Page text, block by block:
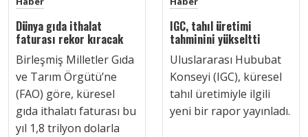
Dünya gıda ithalat
faturası rekor kıracak
Birleşmiş Milletler Gıda
ve Tarım Örgütü’ne
(FAO) göre, küresel
gıda ithalatı faturası bu
yıl 1,8 trilyon dolarla
IGC, tahıl üretimi
tahminini yükseltti
Uluslararası Hububat
Konseyi (IGC), küresel
tahıl üretimiyle ilgili
yeni bir rapor yayınladı.